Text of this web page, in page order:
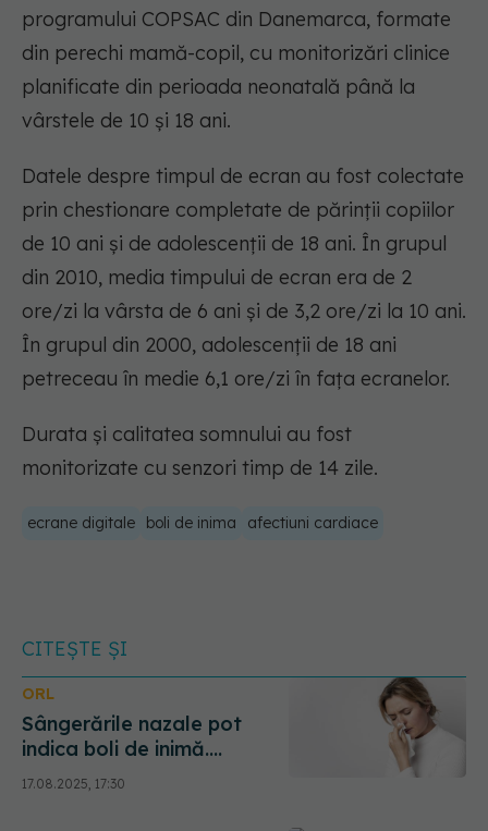
programului COPSAC din Danemarca, formate
din perechi mamă-copil, cu monitorizări clinice
planificate din perioada neonatală până la
vârstele de 10 și 18 ani.
Datele despre timpul de ecran au fost colectate
prin chestionare completate de părinții copiilor
de 10 ani și de adolescenții de 18 ani. În grupul
din 2010, media timpului de ecran era de 2
ore/zi la vârsta de 6 ani și de 3,2 ore/zi la 10 ani.
În grupul din 2000, adolescenții de 18 ani
petreceau în medie 6,1 ore/zi în fața ecranelor.
Durata și calitatea somnului au fost
monitorizate cu senzori timp de 14 zile.
ecrane digitale boli de inima afectiuni cardiace
CITEȘTE ȘI
ORL
Sângerările nazale pot
indica boli de inimă.
Semnele ascunse pe care
nu trebuie să le ignori
17.08.2025, 17:30